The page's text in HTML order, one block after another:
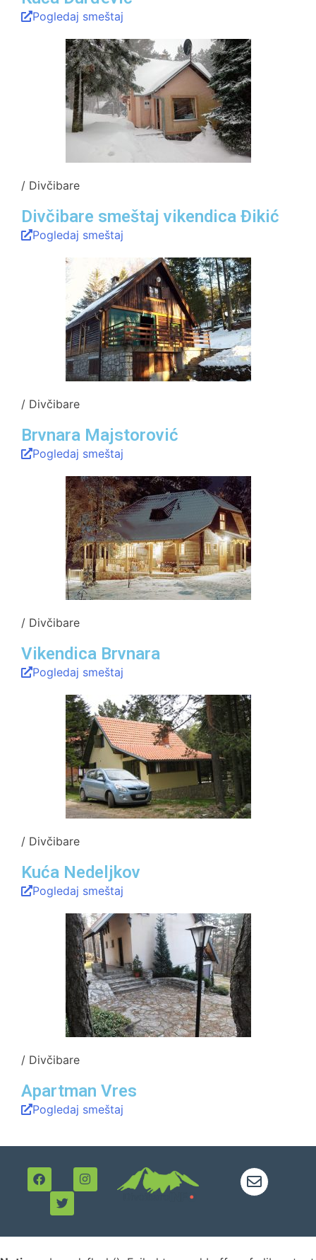
Pogledaj smeštaj
/ Divčibare
Divčibare smeštaj vikendica Đikić
Pogledaj smeštaj
/ Divčibare
Brvnara Majstorović
Pogledaj smeštaj
/ Divčibare
Vikendica Brvnara
Pogledaj smeštaj
/ Divčibare
Kuća Nedeljkov
Pogledaj smeštaj
/ Divčibare
Apartman Vres
Pogledaj smeštaj